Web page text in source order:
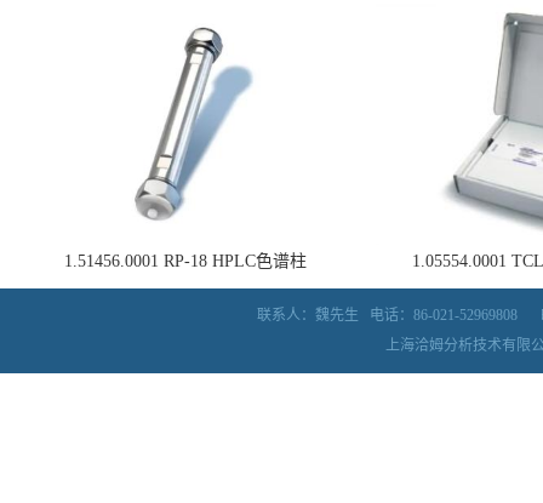
1.51456.0001 RP-18 HPLC色谱柱 1.05554.0001
联系人：魏先生 电话：86-021-52969808
上海洽姆分析技术有限